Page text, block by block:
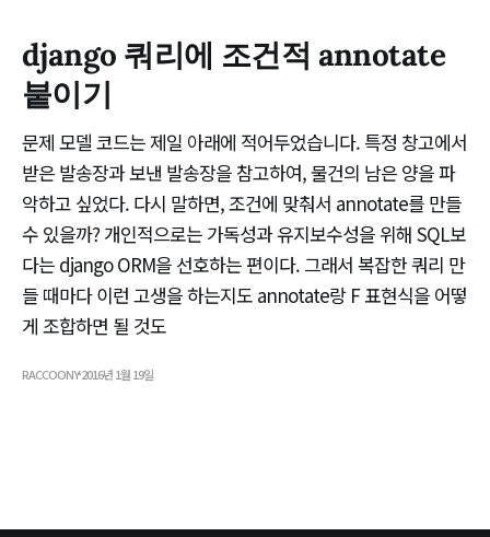
django 쿼리에 조건적 annotate
붙이기
문제 모델 코드는 제일 아래에 적어두었습니다. 특정 창고에서
받은 발송장과 보낸 발송장을 참고하여, 물건의 남은 양을 파
악하고 싶었다. 다시 말하면, 조건에 맞춰서 annotate를 만들
수 있을까? 개인적으로는 가독성과 유지보수성을 위해 SQL보
다는 django ORM을 선호하는 편이다. 그래서 복잡한 쿼리 만
들 때마다 이런 고생을 하는지도 annotate랑 F 표현식을 어떻
게 조합하면 될 것도
RACCOONY2016년 1월 19일